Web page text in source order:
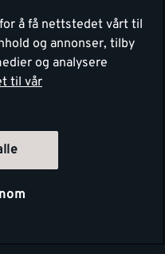
å få nettstedet vårt til
og annonser, tilby
og analysere
til vår